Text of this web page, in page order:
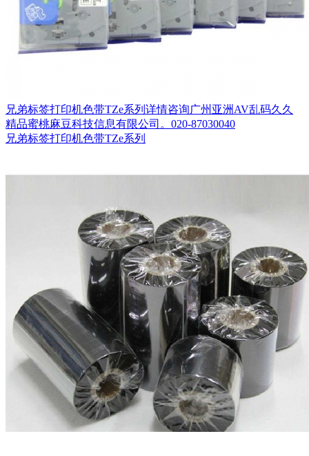
兄弟标签打印机色带TZe系列详情咨询广州亚洲AV乱码久久
精品蜜桃麻豆科技信息有限公司。020-87030040
兄弟标签打印机色带TZe系列